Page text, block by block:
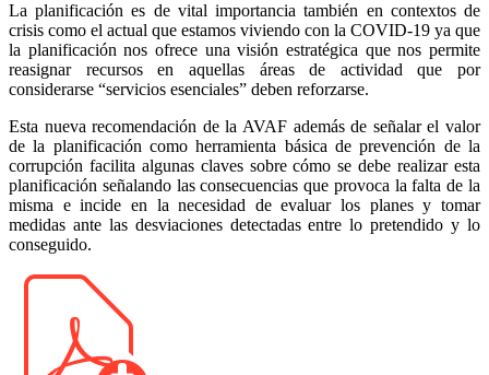
La planificación es de vital importancia también en contextos de
crisis como el actual que estamos viviendo con la COVID-19 ya que
la planificación nos ofrece una visión estratégica que nos permite
reasignar recursos en aquellas áreas de actividad que por
considerarse “servicios esenciales” deben reforzarse.
Esta nueva recomendación de la AVAF además de señalar el valor
de la planificación como herramienta básica de prevención de la
corrupción facilita algunas claves sobre cómo se debe realizar esta
planificación señalando las consecuencias que provoca la falta de la
misma e incide en la necesidad de evaluar los planes y tomar
medidas ante las desviaciones detectadas entre lo pretendido y lo
conseguido.